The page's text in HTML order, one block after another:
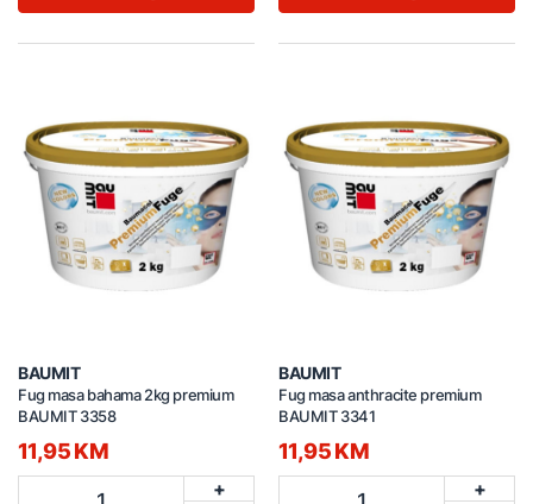
BAUMIT
Fug masa bahama 2kg premium
BAUMIT 3358
11,95 KM
+
BAUMIT
Fug masa anthracite premium
BAUMIT 3341
11,95 KM
+